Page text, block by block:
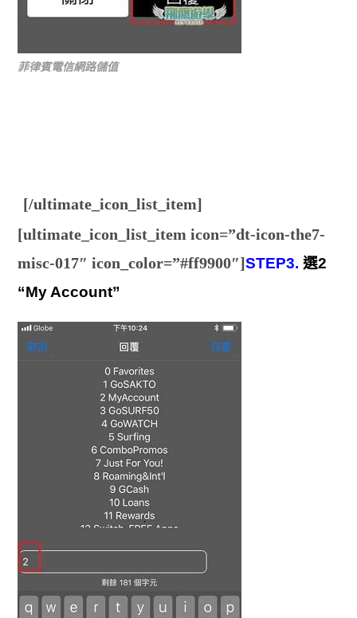
菲律賓電信網路儲值
[/ultimate_icon_list_item]
[ultimate_icon_list_item icon=”dt-icon-the7-
misc-017″ icon_color=”#ff9900″]STEP3.選2
“My Account”